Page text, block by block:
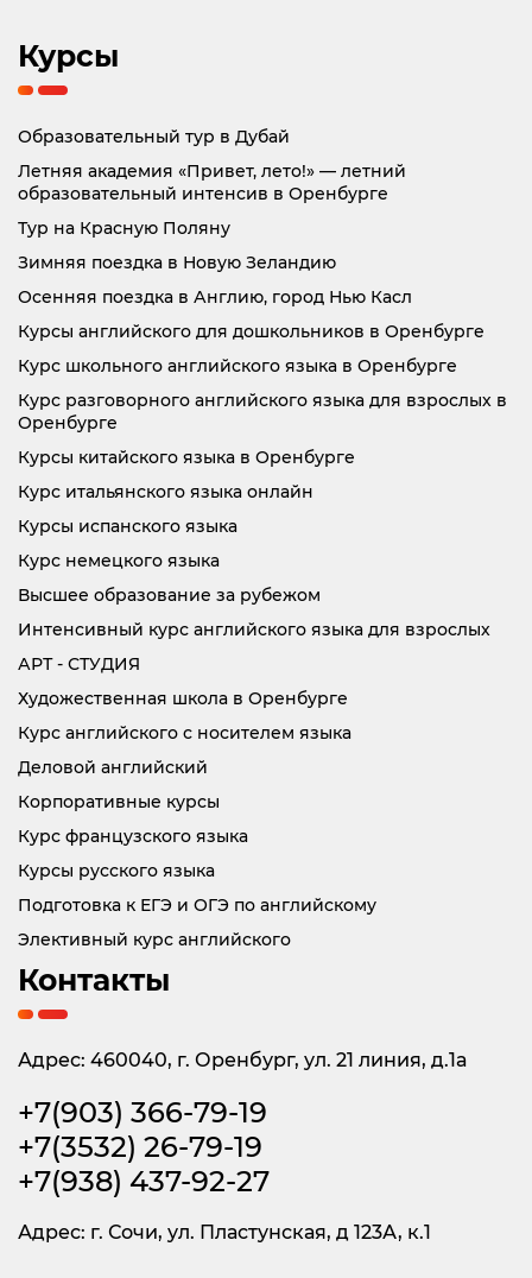
Курсы
Образовательный тур в Дубай
Летняя академия «Привет, лето!» — летний
образовательный интенсив в Оренбурге
Тур на Красную Поляну
Зимняя поездка в Новую Зеландию
Осенняя поездка в Англию, город Нью Касл
Курсы английского для дошкольников в Оренбурге
Курс школьного английского языка в Оренбурге
Курс разговорного английского языка для взрослых в
Оренбурге
Курсы китайского языка в Оренбурге
Курс итальянского языка онлайн
Курсы испанского языка
Курс немецкого языка
Высшее образование за рубежом
Интенсивный курс английского языка для взрослых
АРТ - СТУДИЯ
Художественная школа в Оренбурге
Курс английского с носителем языка
Деловой английский
Корпоративные курсы
Курс французского языка
Курсы русского языка
Подготовка к ЕГЭ и ОГЭ по английскому
Элективный курс английского
Контакты
Адрес: 460040, г. Оренбург, ул. 21 линия, д.1а
+7(903) 366-79-19
+7(3532) 26-79-19
+7(938) 437-92-27
Адрес: г. Сочи, ул. Пластунская, д 123А, к.1